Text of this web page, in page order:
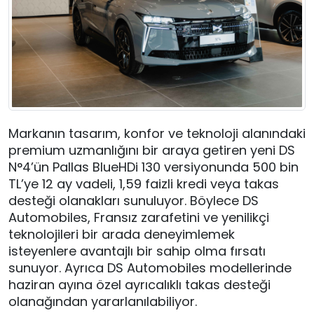
Markanın tasarım, konfor ve teknoloji alanındaki
premium uzmanlığını bir araya getiren yeni DS
N°4’ün Pallas BlueHDi 130 versiyonunda 500 bin
TL’ye 12 ay vadeli, 1,59 faizli kredi veya takas
desteği olanakları sunuluyor. Böylece DS
Automobiles, Fransız zarafetini ve yenilikçi
teknolojileri bir arada deneyimlemek
isteyenlere avantajlı bir sahip olma fırsatı
sunuyor. Ayrıca DS Automobiles modellerinde
haziran ayına özel ayrıcalıklı takas desteği
olanağından yararlanılabiliyor.